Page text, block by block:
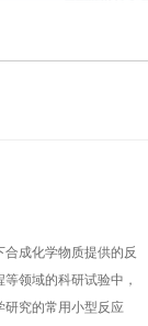
成化学物质提供的反
领域的科研试验中，
研究的常用小型反应